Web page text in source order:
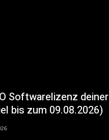
Softwarelizenz deiner
bis zum 09.08.2026)